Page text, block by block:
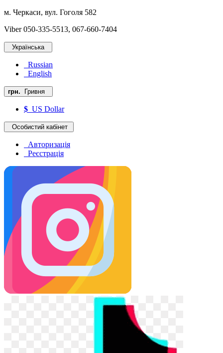
м. Черкаси, вул. Гоголя 582
Viber 050-335-5513, 067-660-7404
Українська
Russian
English
грн. Гривня
$ US Dollar
Особистий кабінет
Авторизація
Реєстрація